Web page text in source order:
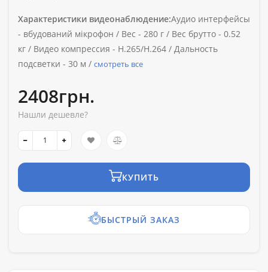
Характеристики видеонаблюдение:Аудио интерфейсы
- вбудований мікрофон / Вес - 280 г / Вес брутто - 0.52
кг / Видео компрессия - H.265/H.264 / Дальность
подсветки - 30 м / смотреть все
2408грн.
Нашли дешевле?
КУПИТЬ
БЫСТРЫЙ ЗАКАЗ